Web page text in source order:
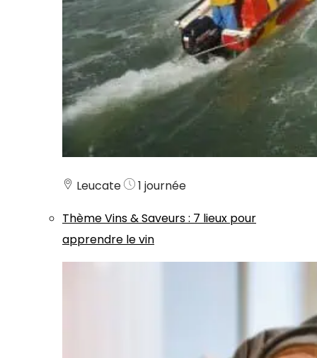
Leucate
1 journée
ThèmeVins & Saveurs: 7 lieux pour
apprendre le vin